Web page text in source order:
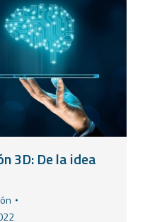
3D: De la idea